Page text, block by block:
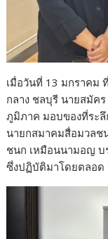
เมื่อวันที่ 13 มกราคม
กลาง ชลบุรี นายสมัค
ภูมิภาค มอบของที่ระ
นายกสมาคมสื่อมวลช
ชนก เหมือนนามอญ บ
ซึ่งปฏิบัติมาโดยตลอด